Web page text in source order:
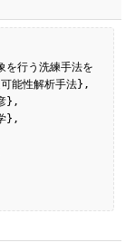
可能性解析手法},